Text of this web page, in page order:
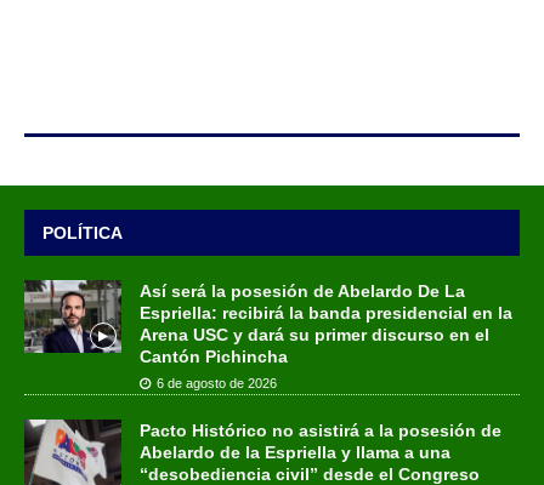
POLÍTICA
Así será la posesión de Abelardo De La
Espriella: recibirá la banda presidencial en la
Arena USC y dará su primer discurso en el
Cantón Pichincha
6 de agosto de 2026
Pacto Histórico no asistirá a la posesión de
Abelardo de la Espriella y llama a una
“desobediencia civil” desde el Congreso